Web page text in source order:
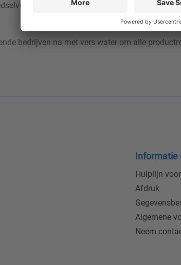
fabrieken. Sibin OT kan
bedrijven na met vers water om alle
Informatie
Hulplijn
Afdruk
Algemene
Neem